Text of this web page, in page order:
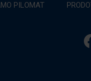
PILOMAT